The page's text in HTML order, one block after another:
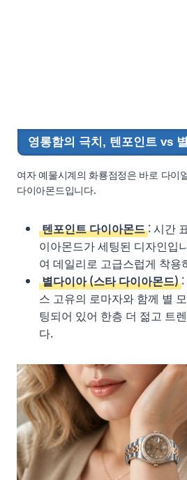
영롱함의 극치, 텐포인트 vs
여자 예물시계의 화룡점정은 바로 다이
다이아몬드입니다.
텐포인트 다이아몬드 : 시간
이아몬드가 세팅된 디자인입
여 데일리로 고급스럽게 착용
별다이아 (스타 다이아몬드)
스 고유의 로마자와 함께 별
팅되어 있어 한층 더 젊고 트
다.